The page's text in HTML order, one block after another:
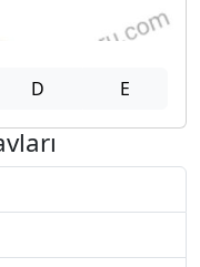
D E